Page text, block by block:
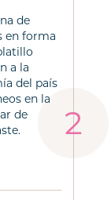
de
en forma
a la
del país
en la
de